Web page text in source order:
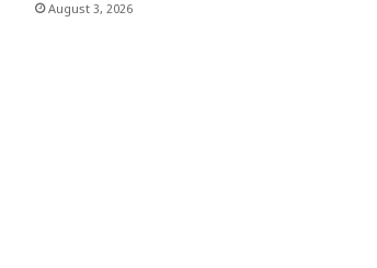
August 3, 2026